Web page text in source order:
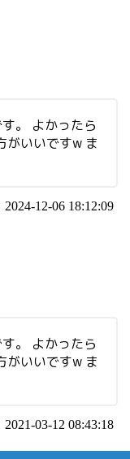
。 よかったら
がいいですw ま
2024-12-06 18:12:09
。 よかったら
がいいですw ま
2021-03-12 08:43:18